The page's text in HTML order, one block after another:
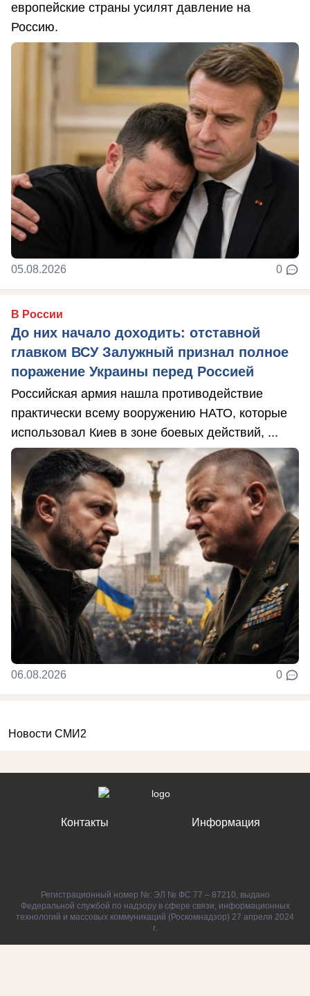
европейские страны усилят давление на
Россию.
05.08.2026 0
В России
До них начало доходить: отставной
главком ВСУ Залужный признал полное
поражение Украины перед Россией
Российская армия нашла противодействие
практически всему вооружению НАТО, которые
использовал Киев в зоне боевых действий, ...
06.08.2026 0
Новости СМИ2
Контакты Информация
Регистрационный номер №: ЭЛ № ФС 77 – 87210, выдано
Федеральной службой по надзору в сфере связи, информационных
технологий и массовых коммуникаций (Роскомнадзор) 27 апреля 2024
г.